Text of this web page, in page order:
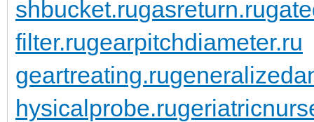
shbucket.rugasreturn.ru
filter.rugearpitchdiameter.ru
geartreating.ru
hysicalprobe.ru